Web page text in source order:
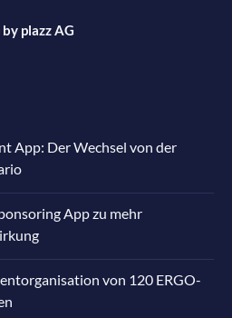
by plazz AG
App: Der Wechsel von der
App zu mehr
von 120 ERGO-